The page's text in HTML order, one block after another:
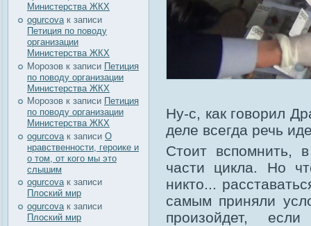
Министерства ЖКХ
ogurcova к записи
Петиция по поводу
организации
Министерства ЖКХ
Морозов к записи Петиция
по поводу организации
Министерства ЖКХ
Морозов к записи Петиция
по поводу организации
Министерства ЖКХ
ogurcova к записи О
нравственности, героике и
о том, от кого мы это
слышим
ogurcovaк записи
Плоский мир
ogurcova к записи
Плоский мир
Ну-с, как говорил
деле всегда речь
Стоит вспомнить,
части цикла. Но
никто...
самым приняли
произойдет,